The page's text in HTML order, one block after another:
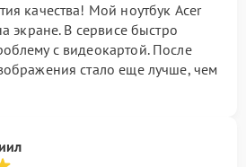
качества! Мой ноутбук Acer
экране. В сервисе быстро
с видеокартой. После
стало еще лучше, чем